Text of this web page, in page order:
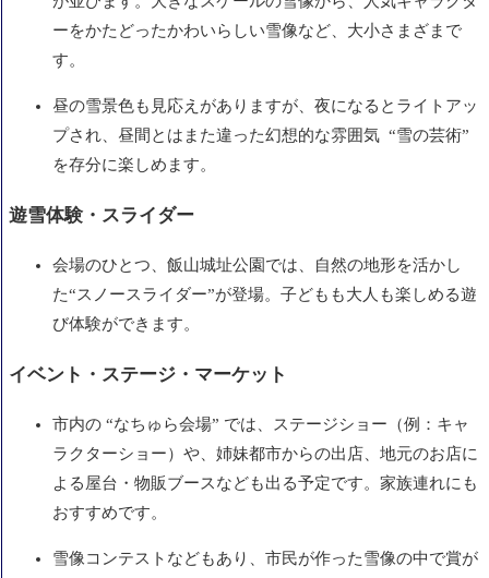
ーをかたどったかわいらしい雪像など、大小さまざまで
す。
昼の雪景色も見応えがありますが、夜になるとライトアッ
プされ、昼間とはまた違った幻想的な雰囲気 “雪の芸術”
を存分に楽しめます。
遊雪体験・スライダー
会場のひとつ、飯山城址公園では、自然の地形を活かし
た“スノースライダー”が登場。子どもも大人も楽しめる遊
び体験ができます。
イベント・ステージ・マーケット
市内の “なちゅら会場” では、ステージショー（例：キャ
ラクターショー）や、姉妹都市からの出店、地元のお店に
よる屋台・物販ブースなども出る予定です。家族連れにも
おすすめです。
雪像コンテストなどもあり、市民が作った雪像の中で賞が